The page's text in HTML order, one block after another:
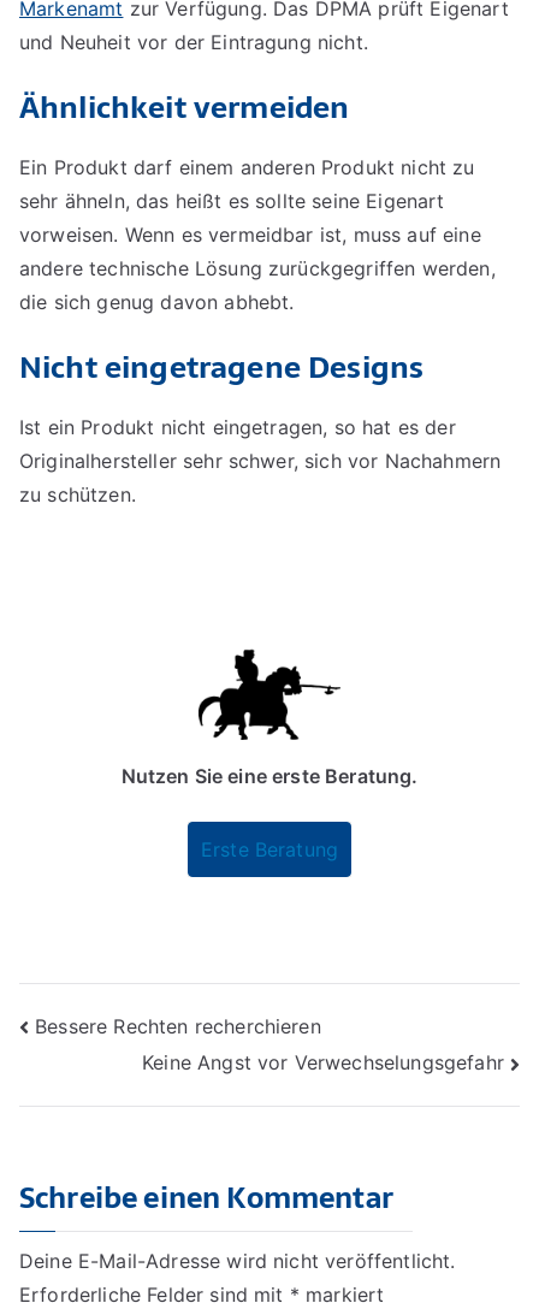
Markenamt zur Verfügung. Das DPMA prüft Eigenart
und Neuheit vor der Eintragung nicht.
Ähnlichkeit vermeiden
Ein Produkt darf einem anderen Produkt nicht zu
sehr ähneln, das heißt es sollte seine Eigenart
vorweisen. Wenn es vermeidbar ist, muss auf eine
andere technische Lösung zurückgegriffen werden,
die sich genug davon abhebt.
Nicht eingetragene Designs
Ist ein Produkt nicht eingetragen, so hat es der
Originalhersteller sehr schwer, sich vor Nachahmern
zu schützen.
Nutzen Sie eine erste Beratung.
Erste Beratung
Beitragsnavigation
Bessere Rechten recherchieren
Keine Angst vor Verwechselungsgefahr
Schreibe einen Kommentar
Deine E-Mail-Adresse wird nicht veröffentlicht.
Erforderliche Felder sind mit * markiert